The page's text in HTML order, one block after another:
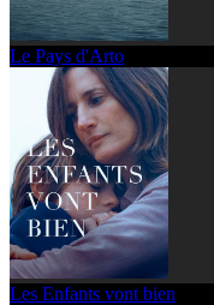
Le Pays d'Arto
Les Enfants vont bien